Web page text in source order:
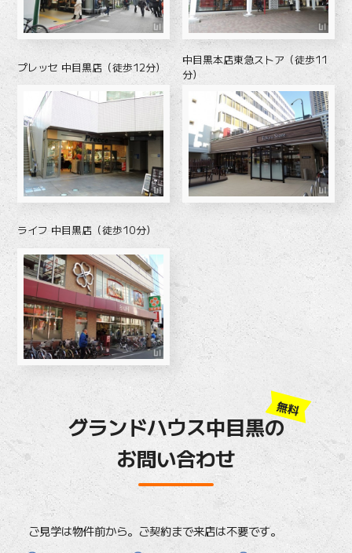
プレッセ 中目黒店（徒歩12分）
中目黒本店東急ストア（徒歩11
分）
ライフ 中目黒店（徒歩10分）
グランドハウス中目黒の
お問い合わせ
無料
ご見学は物件前から。ご契約まで来店は不要です。